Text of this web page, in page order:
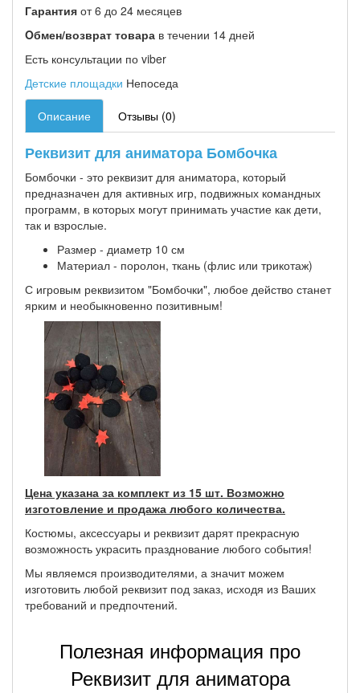
Гарантия от 6 до 24 месяцев
Oбмен/возврат товара в течении 14 дней
Есть консультации по viber
Детские площадки Непоседа
Описание Отзывы (0)
Реквизит для аниматора Бомбочка
Бомбочки - это реквизит для аниматора, который
предназначен для активных игр, подвижных командных
программ, в которых могут принимать участие как дети,
так и взрослые.
Размер - диаметр 10 см
Материал - поролон, ткань (флис или трикотаж)
С игровым реквизитом "Бомбочки", любое действо станет
ярким и необыкновенно позитивным!
Цена указана за комплект из 15 шт. Возможно
изготовление и продажа любого количества.
Костюмы, аксессуары и реквизит дарят прекрасную
возможность украсить празднование любого события!
Мы являемся производителями, а значит можем
изготовить любой реквизит под заказ, исходя из Ваших
требований и предпочтений.
Полезная информация про
Реквизит для аниматора